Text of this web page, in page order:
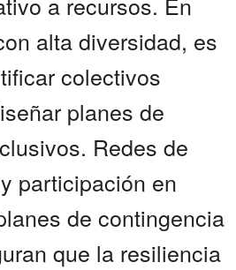
alta diversidad, es
colectivos
planes de
Redes de
participación en
de contingencia
que la resiliencia